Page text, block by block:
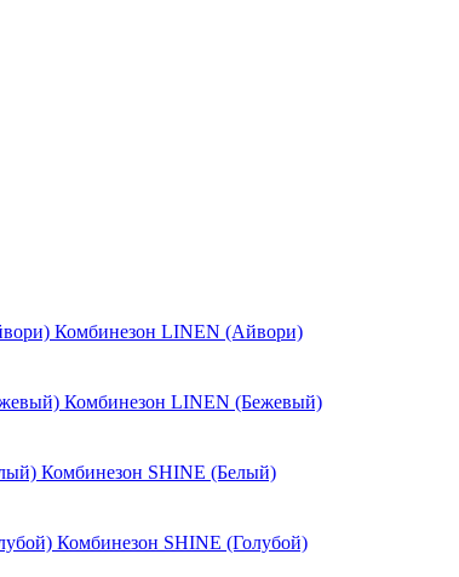
Комбинезон LINEN (Айвори)
Комбинезон LINEN (Бежевый)
Комбинезон SHINE (Белый)
Комбинезон SHINE (Голубой)